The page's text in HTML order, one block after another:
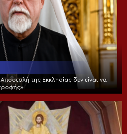
της Εκκλησίας δεν είναι να